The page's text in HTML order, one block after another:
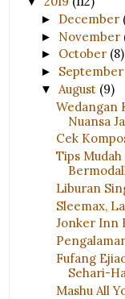
► December
► November
► October (8)
► September
▼ August (9)
Wedangan
Nuansa
Cek
Tips
Liburan
Sleemax,
Jonker Inn
Fufang
Sehari-
Mashu All